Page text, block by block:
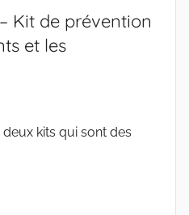
Kit de prévention
et les
kits qui sont des